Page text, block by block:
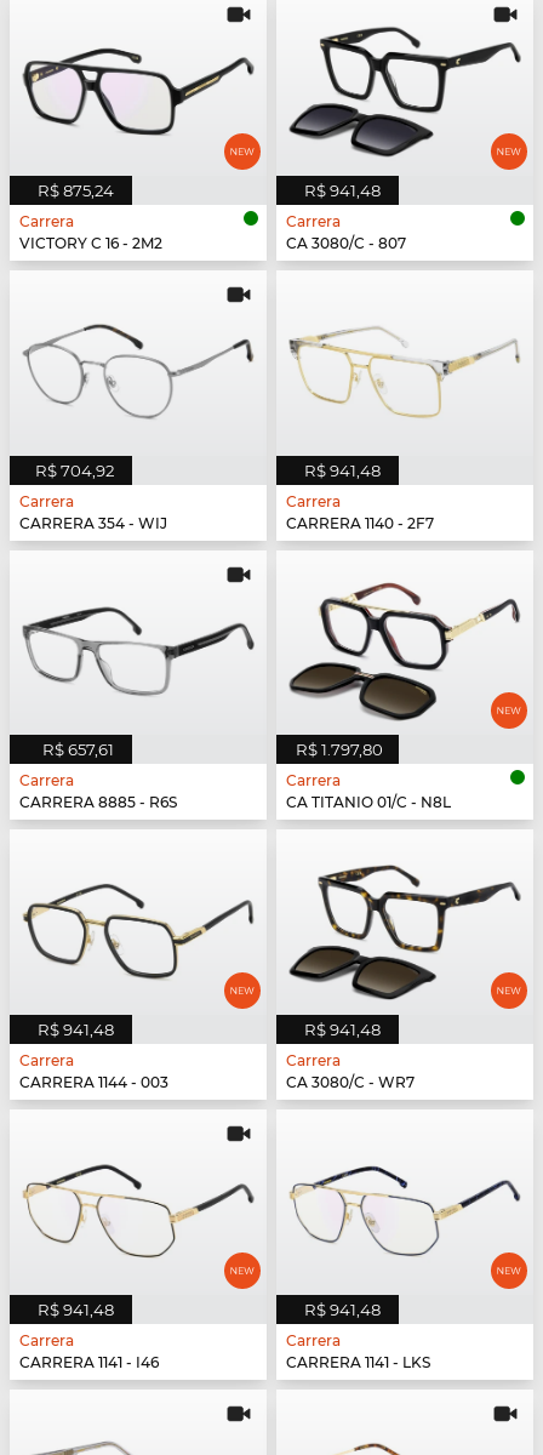
R$ 875,24
Carrera
VICTORY C 16 - 2M2
R$ 941,48
Carrera
CA 3080/C - 807
R$ 704,92
Carrera
CARRERA 354 - WIJ
R$ 941,48
Carrera
CARRERA 1140 - 2F7
R$ 657,61
Carrera
CARRERA 8885 - R6S
R$ 1.797,80
Carrera
CA TITANIO 01/C - N8L
R$ 941,48
Carrera
CARRERA 1144 - 003
R$ 941,48
Carrera
CA 3080/C - WR7
R$ 941,48
Carrera
CARRERA 1141 - I46
R$ 941,48
Carrera
CARRERA 1141 - LKS